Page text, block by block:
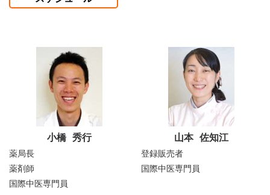
小橋 秀行
薬局長
薬剤師
国際中医専門員
山本 佐知江
登録販売者
国際中医専門員